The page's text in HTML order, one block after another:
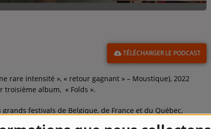
TÉLÉCHARGER LE PODCAST
rare intensité », « retour gagnant » – Moustique), 2022
troisième album, « Folds ».
festivals de Belgique, de France et du Québec,
pour CRACKS et MONT ROYAL, les 5 mecs sortis de